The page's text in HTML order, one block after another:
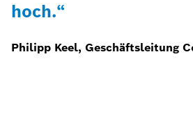
hoch.“
Philipp Keel, Geschäftsleitung